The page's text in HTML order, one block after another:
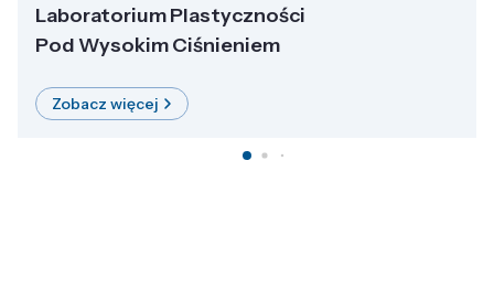
Laboratorium Plastyczności
Pod Wysokim Ciśnieniem
Zobacz więcej